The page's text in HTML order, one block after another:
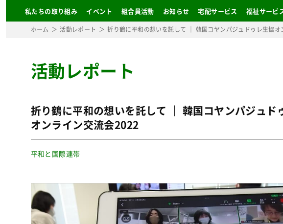
私たちの取り組み イベント 組合員活動 お知らせ 宅配サービス 福祉サービ
ホーム 活動レポート 折り鶴に平和の想いを託して ｜ 韓国コヤンパジュドゥレ生協
活動レポート
折り鶴に平和の想いを託して ｜ 韓国コヤンパジュド
オンライン交流会2022
平和と国際連帯